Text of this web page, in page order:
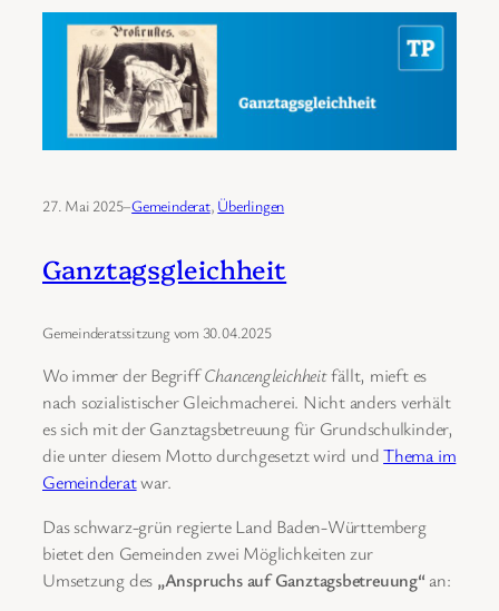
27. Mai 2025–Gemeinderat, Überlingen
Ganztagsgleichheit
Gemeinderatssitzung vom 30.04.2025
Wo immer der BegriffChancengleichheitfällt, mieft es
nach sozialistischer Gleichmacherei. Nicht anders verhält
es sich mit der Ganztagsbetreuung für Grundschulkinder,
die unter diesem Motto durchgesetzt wird undThema im
Gemeinderatwar.
Das schwarz-grün regierte Land Baden-Württemberg
bietet den Gemeinden zwei Möglichkeiten zur
Umsetzung des „Anspruchs auf Ganztagsbetreuung“ an: